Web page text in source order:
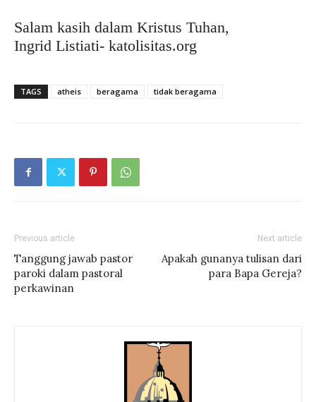
Salam kasih dalam Kristus Tuhan,
Ingrid Listiati- katolisitas.org
TAGS atheis beragama tidak beragama
Previous article
Tanggung jawab pastor
paroki dalam pastoral
perkawinan
Next article
Apakah gunanya tulisan dari
para Bapa Gereja?